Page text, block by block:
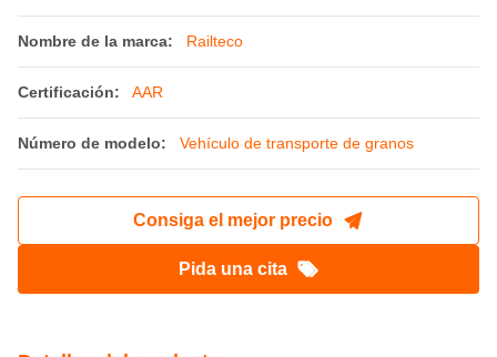
Nombre de la marca: Railteco
Certificación: AAR
Número de modelo: Vehículo de transporte de granos
Consiga el mejor precio
Pida una cita